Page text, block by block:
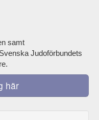
samt
Judoförbundets
här